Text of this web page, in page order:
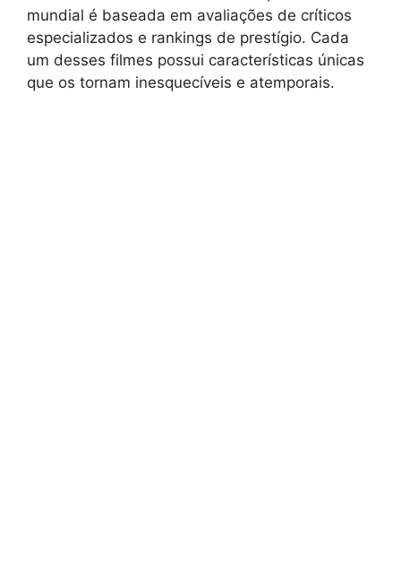
mundial é baseada em avaliações de críticos
especializados e rankings de prestígio. Cada
um desses filmes possui características únicas
que os tornam inesquecíveis e atemporais.